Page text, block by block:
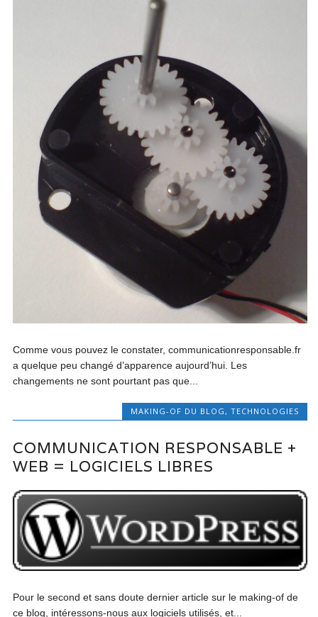
Comme vous pouvez le constater, communicationresponsable.fr
a quelque peu changé d’apparence aujourd’hui. Les
changements ne sont pourtant pas que...
MAKING-OF DU BLOG , TECHNOLOGIES
COMMUNICATION RESPONSABLE +
WEB = LOGICIELS LIBRES
Pour le second et sans doute dernier article sur le making-of de
ce blog, intéressons-nous aux logiciels utilisés, et...